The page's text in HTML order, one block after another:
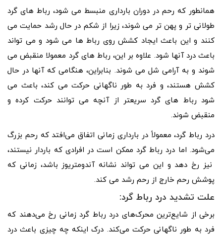
همانطور که رحم در دوران بارداری منبسط می شود، رباط های گرد
طولانی تر و پهن تر می شوند، زیرا از شکم در حال رشد حمایت می
کنند و این باعث ایجاد کشش روی رباط ها می شود و می تواند
باعث درد آنها شود. علاوه بر این، رباط های گرد معمولا منقبض می
شوند و به آرامی شل می شوند. بنابراین، هنگامی که آنها در حال
کشش هستند، و فرد به طور ناگهانی حرکت می کند، باعث می
شود رباط های گرد سریعتر از آنچه می توانند حرکت کرده و
منقبض شوند.
درد رباط گرد، معمولاً در بارداری زمانی اتفاق می‌افتد که رحم بزرگ
می‌شود. اما درد رباط گرد ممکن است در افرادی که باردار نیستند،
نیز رخ دهد و این می تواند نشانه آندومتریوز باشد، زمانی که
پوشش رحم خارج از رحم رشد می کند.
علت تشدید درد رباط گرد:
برخی از شایع‌ترین محرک‌های درد رباط گرد زمانی رخ می‌دهند که
فرد به طور ناگهانی حرکت می‌کند. درک اینکه چه چیزی باعث درد